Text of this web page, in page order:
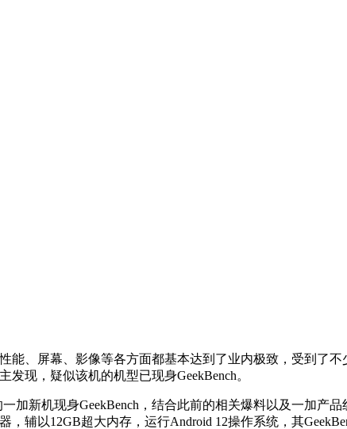
、屏幕、影像等各方面都基本达到了业内极致，受到了
现，疑似该机的机型已现身GeekBench。
加新机现身GeekBench，结合此前的相关爆料以及一加产
辅以12GB超大内存，运行Android 12操作系统，其